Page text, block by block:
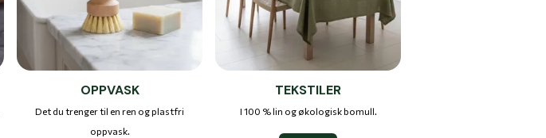
OPPVASK
Det du trenger til en ren og plastfri
oppvask.
TEKSTILER
I 100 % lin og økologisk bomull.